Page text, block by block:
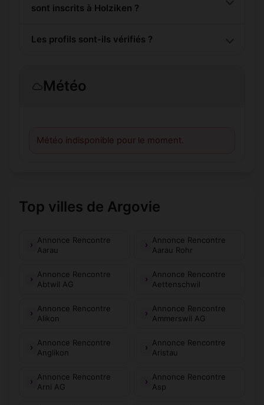
sont inscrits à Holziken ?
Les profils sont-ils vérifiés ?
Météo
Météo indisponible pour le moment.
Top villes de Argovie
Annonce Rencontre
Aarau
Annonce Rencontre
Aarau Rohr
Annonce Rencontre
Abtwil AG
Annonce Rencontre
Aettenschwil
Annonce Rencontre
Alikon
Annonce Rencontre
Ammerswil AG
Annonce Rencontre
Anglikon
Annonce Rencontre
Aristau
Annonce Rencontre
Arni AG
Annonce Rencontre
Asp